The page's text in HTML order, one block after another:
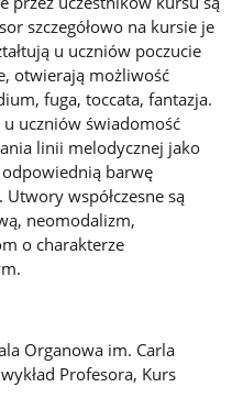
szczegółowo na kursie je
u uczniów poczucie
otwierają możliwość
fuga, toccata, fantazja.
uczniów świadomość
linii melodycznej jako
odpowiednią barwę
współczesne są
neomodalizm,
o charakterze
Organowa im. Carla
Profesora, Kurs